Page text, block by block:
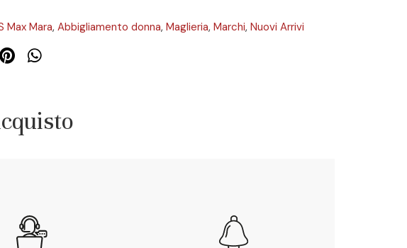
Max Mara, Abbigliamento donna, Maglieria, Marchi, Nuovi Arrivi